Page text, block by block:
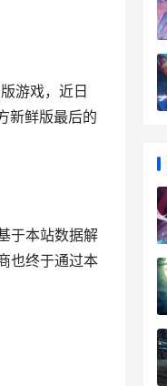
游戏，近日
新鲜版最后的
于本站数据解
也终于通过本